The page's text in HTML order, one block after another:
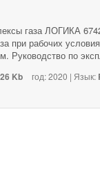
газа ЛОГИКА
при рабочих
Руководство по
Kb год: 2020 | Язык: